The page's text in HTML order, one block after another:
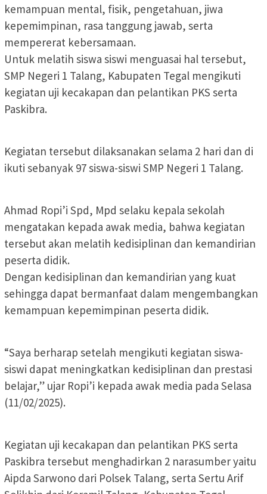
kemampuan mental, fisik, pengetahuan, jiwa
kepemimpinan, rasa tanggung jawab, serta
mempererat kebersamaan.
Untuk melatih siswa siswi menguasai hal tersebut,
SMP Negeri 1 Talang, Kabupaten Tegal mengikuti
kegiatan uji kecakapan dan pelantikan PKS serta
Paskibra.
Kegiatan tersebut dilaksanakan selama 2 hari dan di
ikuti sebanyak 97 siswa-siswi SMP Negeri 1 Talang.
Ahmad Ropi’i Spd, Mpd selaku kepala sekolah
mengatakan kepada awak media, bahwa kegiatan
tersebut akan melatih kedisiplinan dan kemandirian
peserta didik.
Dengan kedisiplinan dan kemandirian yang kuat
sehingga dapat bermanfaat dalam mengembangkan
kemampuan kepemimpinan peserta didik.
“Saya berharap setelah mengikuti kegiatan siswa-
siswi dapat meningkatkan kedisiplinan dan prestasi
belajar,” ujar Ropi’i kepada awak media pada Selasa
(11/02/2025).
Kegiatan uji kecakapan dan pelantikan PKS serta
Paskibra tersebut menghadirkan 2 narasumber yaitu
Aipda Sarwono dari Polsek Talang, serta Sertu Arif